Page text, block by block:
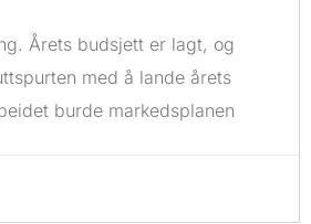
Årets budsjett er lagt, og
med å lande årets
burde markedsplanen